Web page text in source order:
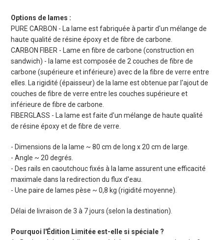
Options de lames :
PURE CARBON - La lame est fabriquée à partir d'un mélange de
haute qualité de résine époxy et de fibre de carbone.
CARBON FIBER - Lame en fibre de carbone (construction en
sandwich) - la lame est composée de 2 couches de fibre de
carbone (supérieure et inférieure) avec de la fibre de verre entre
elles. La rigidité (épaisseur) de la lame est obtenue par l'ajout de
couches de fibre de verre entre les couches supérieure et
inférieure de fibre de carbone.
FIBERGLASS - La lame est faite d'un mélange de haute qualité
de résine époxy et de fibre de verre.
- Dimensions de la lame ~ 80 cm de long x 20 cm de large.
- Angle ~ 20 degrés.
- Des rails en caoutchouc fixés à la lame assurent une efficacité
maximale dans la redirection du flux d'eau.
- Une paire de lames pèse ~ 0,8 kg (rigidité moyenne).
Délai de livraison de 3 à 7 jours (selon la destination).
Pourquoi l'Édition Limitée est-elle si spéciale ?